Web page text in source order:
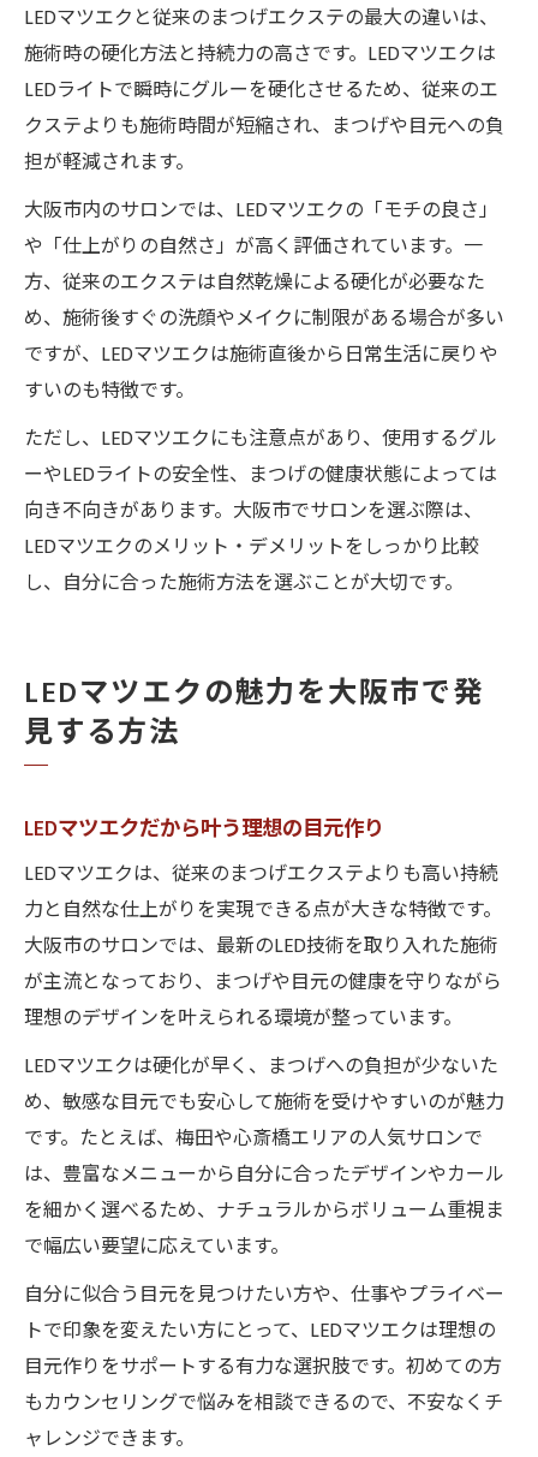
LEDマツエクと従来のまつげエクステの最大の違いは、
施術時の硬化方法と持続力の高さです。LEDマツエクは
LEDライトで瞬時にグルーを硬化させるため、従来のエ
クステよりも施術時間が短縮され、まつげや目元への負
担が軽減されます。
大阪市内のサロンでは、LEDマツエクの「モチの良さ」
や「仕上がりの自然さ」が高く評価されています。一
方、従来のエクステは自然乾燥による硬化が必要なた
め、施術後すぐの洗顔やメイクに制限がある場合が多い
ですが、LEDマツエクは施術直後から日常生活に戻りや
すいのも特徴です。
ただし、LEDマツエクにも注意点があり、使用するグル
ーやLEDライトの安全性、まつげの健康状態によっては
向き不向きがあります。大阪市でサロンを選ぶ際は、
LEDマツエクのメリット・デメリットをしっかり比較
し、自分に合った施術方法を選ぶことが大切です。
LEDマツエクの魅力を大阪市で発
見する方法
LEDマツエクだから叶う理想の目元作り
LEDマツエクは、従来のまつげエクステよりも高い持続
力と自然な仕上がりを実現できる点が大きな特徴です。
大阪市のサロンでは、最新のLED技術を取り入れた施術
が主流となっており、まつげや目元の健康を守りながら
理想のデザインを叶えられる環境が整っています。
LEDマツエクは硬化が早く、まつげへの負担が少ないた
め、敏感な目元でも安心して施術を受けやすいのが魅力
です。たとえば、梅田や心斎橋エリアの人気サロンで
は、豊富なメニューから自分に合ったデザインやカール
を細かく選べるため、ナチュラルからボリューム重視ま
で幅広い要望に応えています。
自分に似合う目元を見つけたい方や、仕事やプライベー
トで印象を変えたい方にとって、LEDマツエクは理想の
目元作りをサポートする有力な選択肢です。初めての方
もカウンセリングで悩みを相談できるので、不安なくチ
ャレンジできます。